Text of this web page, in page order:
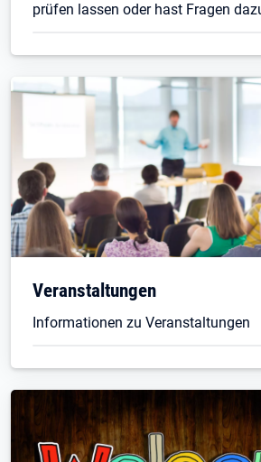
prüfen lassen oder hast Fragen
Veranstaltungen
Informationen zu Veranstaltungen